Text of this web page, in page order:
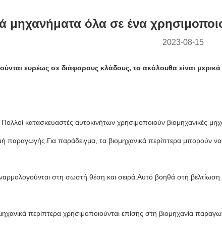
μηχανήματα όλα σε ένα
2023-08-15
ευρέως σε διάφορους κλάδους, τα ακόλουθα είναι
κατασκευαστές αυτοκινήτων χρησιμοποιούν βιομηχανικές
παραγωγής.Για παράδειγμα, τα βιομηχανικά περίπτερα
στη σωστή θέση και σειρά.Αυτό βοηθά στη
περίπτερα χρησιμοποιούνται επίσης στη βιομηχανία